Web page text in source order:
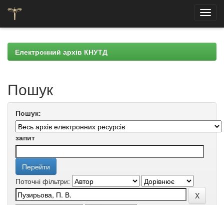
navigationЕлектронний архів КНУТД
Пошук
Пошук:
запит
Поточні фільтри: